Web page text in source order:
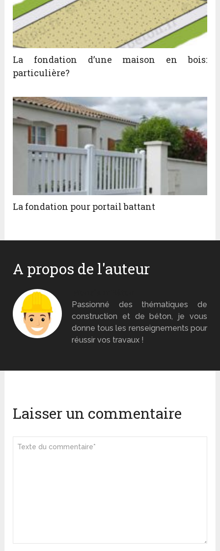
La fondation d’une maison en bois:
particulière?
La fondation pour portail battant
A propos de l'auteur
Passionné des thématiques de
construction et de béton, je vous
donne tous les renseignements pour
réussir vos travaux !
Laisser un commentaire